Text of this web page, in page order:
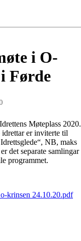
i O-
Førde
Møteplass 2020.
idrettar er inviterte til
NB, maks
det separate samlingar
programmet.
krinsen 24.10.20.pdf